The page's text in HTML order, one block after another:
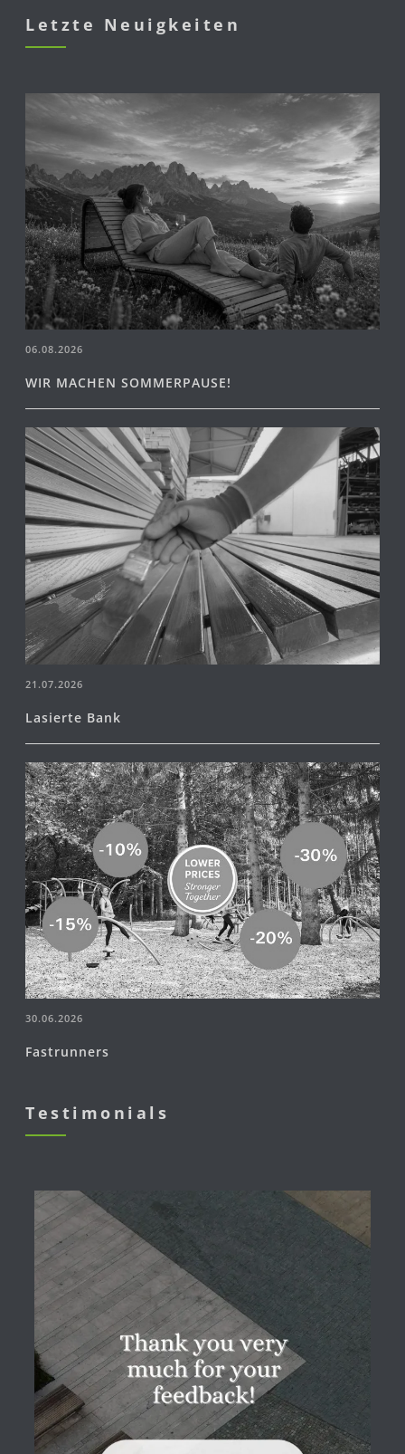
Letzte Neuigkeiten
06.08.2026
WIR MACHEN SOMMERPAUSE!
21.07.2026
Lasierte Bank
30.06.2026
Fastrunners
Testimonials